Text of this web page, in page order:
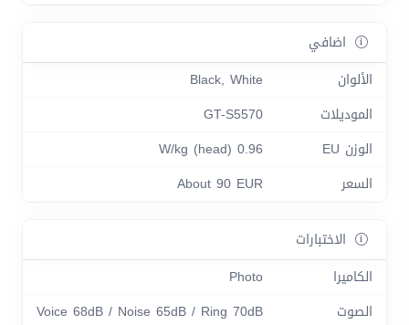
اضافي
الألوان
Black, White
الموديلات
GT-S5570
الوزن EU
0.96 W/kg (head)
السعر
About 90 EUR
الاختبارات
الكاميرا
Photo
الصوت
Voice 68dB / Noise 65dB / Ring 70dB